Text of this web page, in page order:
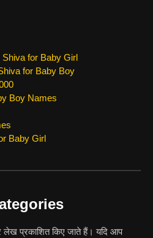
for Baby Girl
for Baby Boy
Boy Names
Baby Girl
लेख प्रकाशित किए जाते हैं। यदि आप